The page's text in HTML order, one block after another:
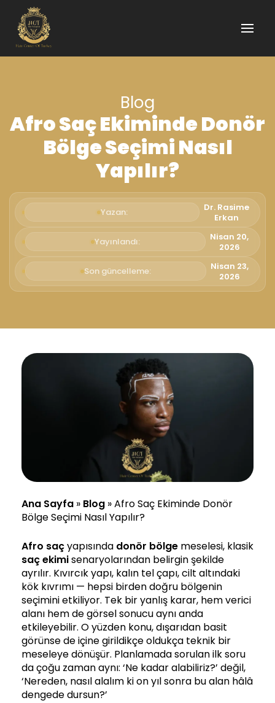
Blog
Afro Saç Ekiminde Donör
Bölge Seçimi Nasıl
Yapılır?
Yazan:
Dr. Rasime
Erkan
Yayınlandı:
Nisan 20,
2026
Son güncelleme:
Nisan 23,
2026
Ana Sayfa » Blog »Afro Saç Ekiminde Donör
Bölge Seçimi Nasıl Yapılır?
Afro saçyapısında donör bölge meselesi, klasik
saç ekimisenaryolarından belirgin şekilde
ayrılır. Kıvırcık yapı, kalın tel çapı, cilt altındaki
kök kıvrımı — hepsi birden doğru bölgenin
seçimini etkiliyor. Tek bir yanlış karar, hem verici
alanı hem de görsel sonucu aynı anda
etkileyebilir. O yüzden konu, dışarıdan basit
görünse de içine girildikçe oldukça teknik bir
meseleye dönüşür. Planlamada sorulan ilk soru
da çoğu zaman aynı: ‘Ne kadar alabiliriz?’ değil,
‘Nereden, nasıl alalım ki on yıl sonra bu alan hâlâ
dengede dursun?’